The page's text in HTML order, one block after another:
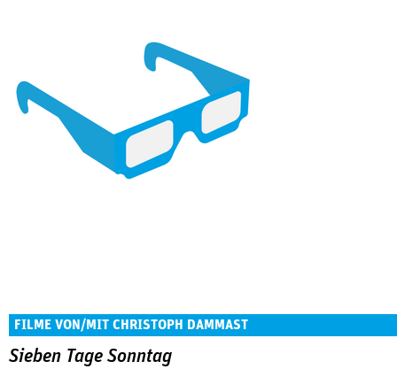
FILME VON/MIT CHRISTOPH DAMMAST
Sieben Tage Sonntag